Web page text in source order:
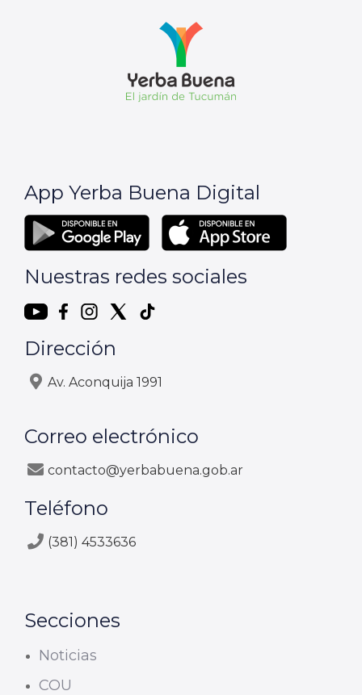
App Yerba Buena Digital
Nuestras redes sociales
Dirección
Av. Aconquija 1991
Correo electrónico
contacto@yerbabuena.gob.ar
Teléfono
(381) 4533636
Secciones
Noticias
COU